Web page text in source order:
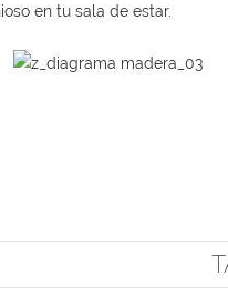
en tu sala de estar.